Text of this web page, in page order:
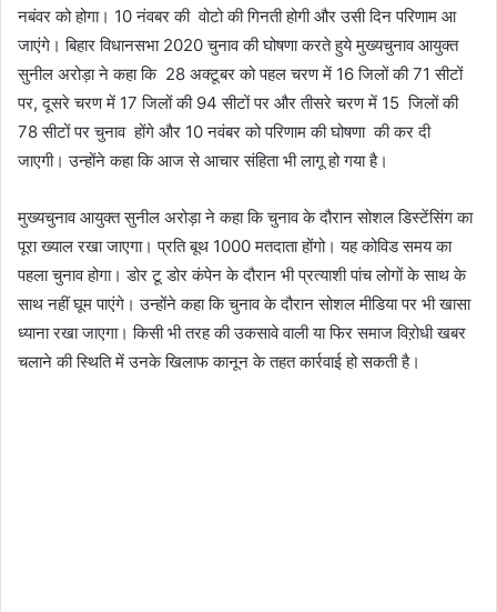
नबंवर को होगा। 10 नंवबर की वोटो की गिनती होगी और उसी दिन परिणाम आ
जाएंगे। बिहार विधानसभा 2020 चुनाव की घोषणा करते हुये मुख्यचुनाव आयुक्त
सुनील अरोड़ा ने कहा कि 28 अक्टूबर को पहल चरण में 16 जिलों की 71 सीटों
पर, दूसरे चरण में 17 जिलों की 94 सीटों पर और तीसरे चरण में 15 जिलों की
78 सीटों पर चुनाव होंगे और 10 नवंबर को परिणाम की घोषणा की कर दी
जाएगी। उन्होंने कहा कि आज से आचार संहिता भी लागू हो गया है।
मुख्यचुनाव आयुक्त सुनील अरोड़ा ने कहा कि चुनाव के दौरान सोशल डिस्टेंसिंग का
पूरा ख्याल रखा जाएगा। प्रति बूथ 1000 मतदाता होंगो। यह कोविड समय का
पहला चुनाव होगा। डोर टू डोर कंपेन के दौरान भी प्रत्याशी पांच लोगों के साथ के
साथ नहीं घूम पाएंगे। उन्होंने कहा कि चुनाव के दौरान सोशल मीडिया पर भी खासा
ध्याना रखा जाएगा। किसी भी तरह की उकसावे वाली या फिर समाज विऱोधी खबर
चलाने की स्थिति में उनके खिलाफ कानून के तहत कार्रवाई हो सकती है।